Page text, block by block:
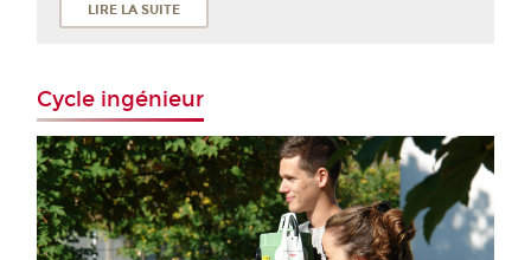
LIRE LA SUITE
Cycle ingénieur